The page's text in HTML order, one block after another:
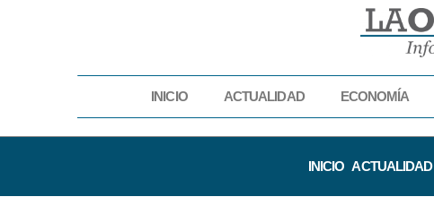
INICIO ACTUALIDAD ECONOMÍA
INICIO ACTUALIDAD